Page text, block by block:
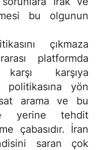
bu olgunun
çıkmaza
platformda
karşıya
politikasına yön
arama ve bu
yerine tehdit
çabasıdır. İran
saran çok